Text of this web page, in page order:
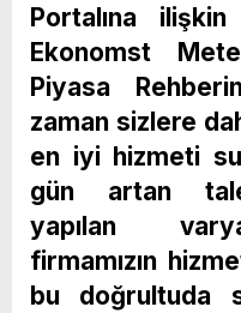
Portalına ilişkin
Ekonomst
Piyasa
zaman sizlere
en iyi hizmeti
gün artan
yapılan
firmamızın
bu doğrultuda